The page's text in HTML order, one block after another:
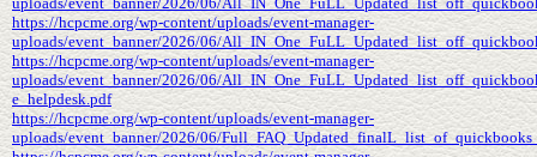
https://hcpcme.org/wp-content/uploads/event-manager-
uploads/event_banner/2026/06/
https://hcpcme.org/wp-content/uploads/event-manager-
uploads/event_banner/2026/06/
e_helpdesk.pdf
https://hcpcme.org/wp-content/uploads/event-manager-
uploads/event_banner/2026/06/